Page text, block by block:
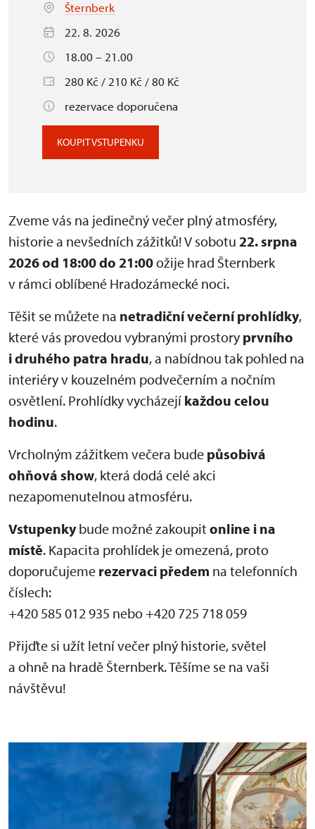
Šternberk
22. 8. 2026
18.00 – 21.00
280 Kč / 210 Kč / 80 Kč
rezervace doporučena
KOUPIT VSTUPENKU
Zveme vás na jedinečný večer plný atmosféry,
historie a nevšedních zážitků! V sobotu 22. srpna
2026 od 18:00 do 21:00ožije hrad Šternberk
v rámci oblíbené Hradozámecké noci.
Těšit se můžete na netradiční večerní prohlídky,
které vás provedou vybranými prostory prvního
i druhého patra hradu, a nabídnou tak pohled na
interiéry v kouzelném podvečerním a nočním
osvětlení. Prohlídky vycházejí každou celou
hodinu.
Vrcholným zážitkem večera bude působivá
ohňová show, která dodá celé akci
nezapomenutelnou atmosféru.
Vstupenkybude možné zakoupit online i na
místě. Kapacita prohlídek je omezená, proto
doporučujeme rezervaci předem na telefonních
číslech:
+420 585 012 935 nebo +420 725 718 059
Přijďte si užít letní večer plný historie, světel
a ohně na hradě Šternberk. Těšíme se na vaši
návštěvu!